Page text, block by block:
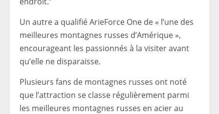
Un autre a qualifié ArieForce One de « l’une des
meilleures montagnes russes d’Amérique »,
encourageant les passionnés à la visiter avant
qu’elle ne disparaisse.
Plusieurs fans de montagnes russes ont noté
que l’attraction se classe régulièrement parmi
les meilleures montagnes russes en acier au